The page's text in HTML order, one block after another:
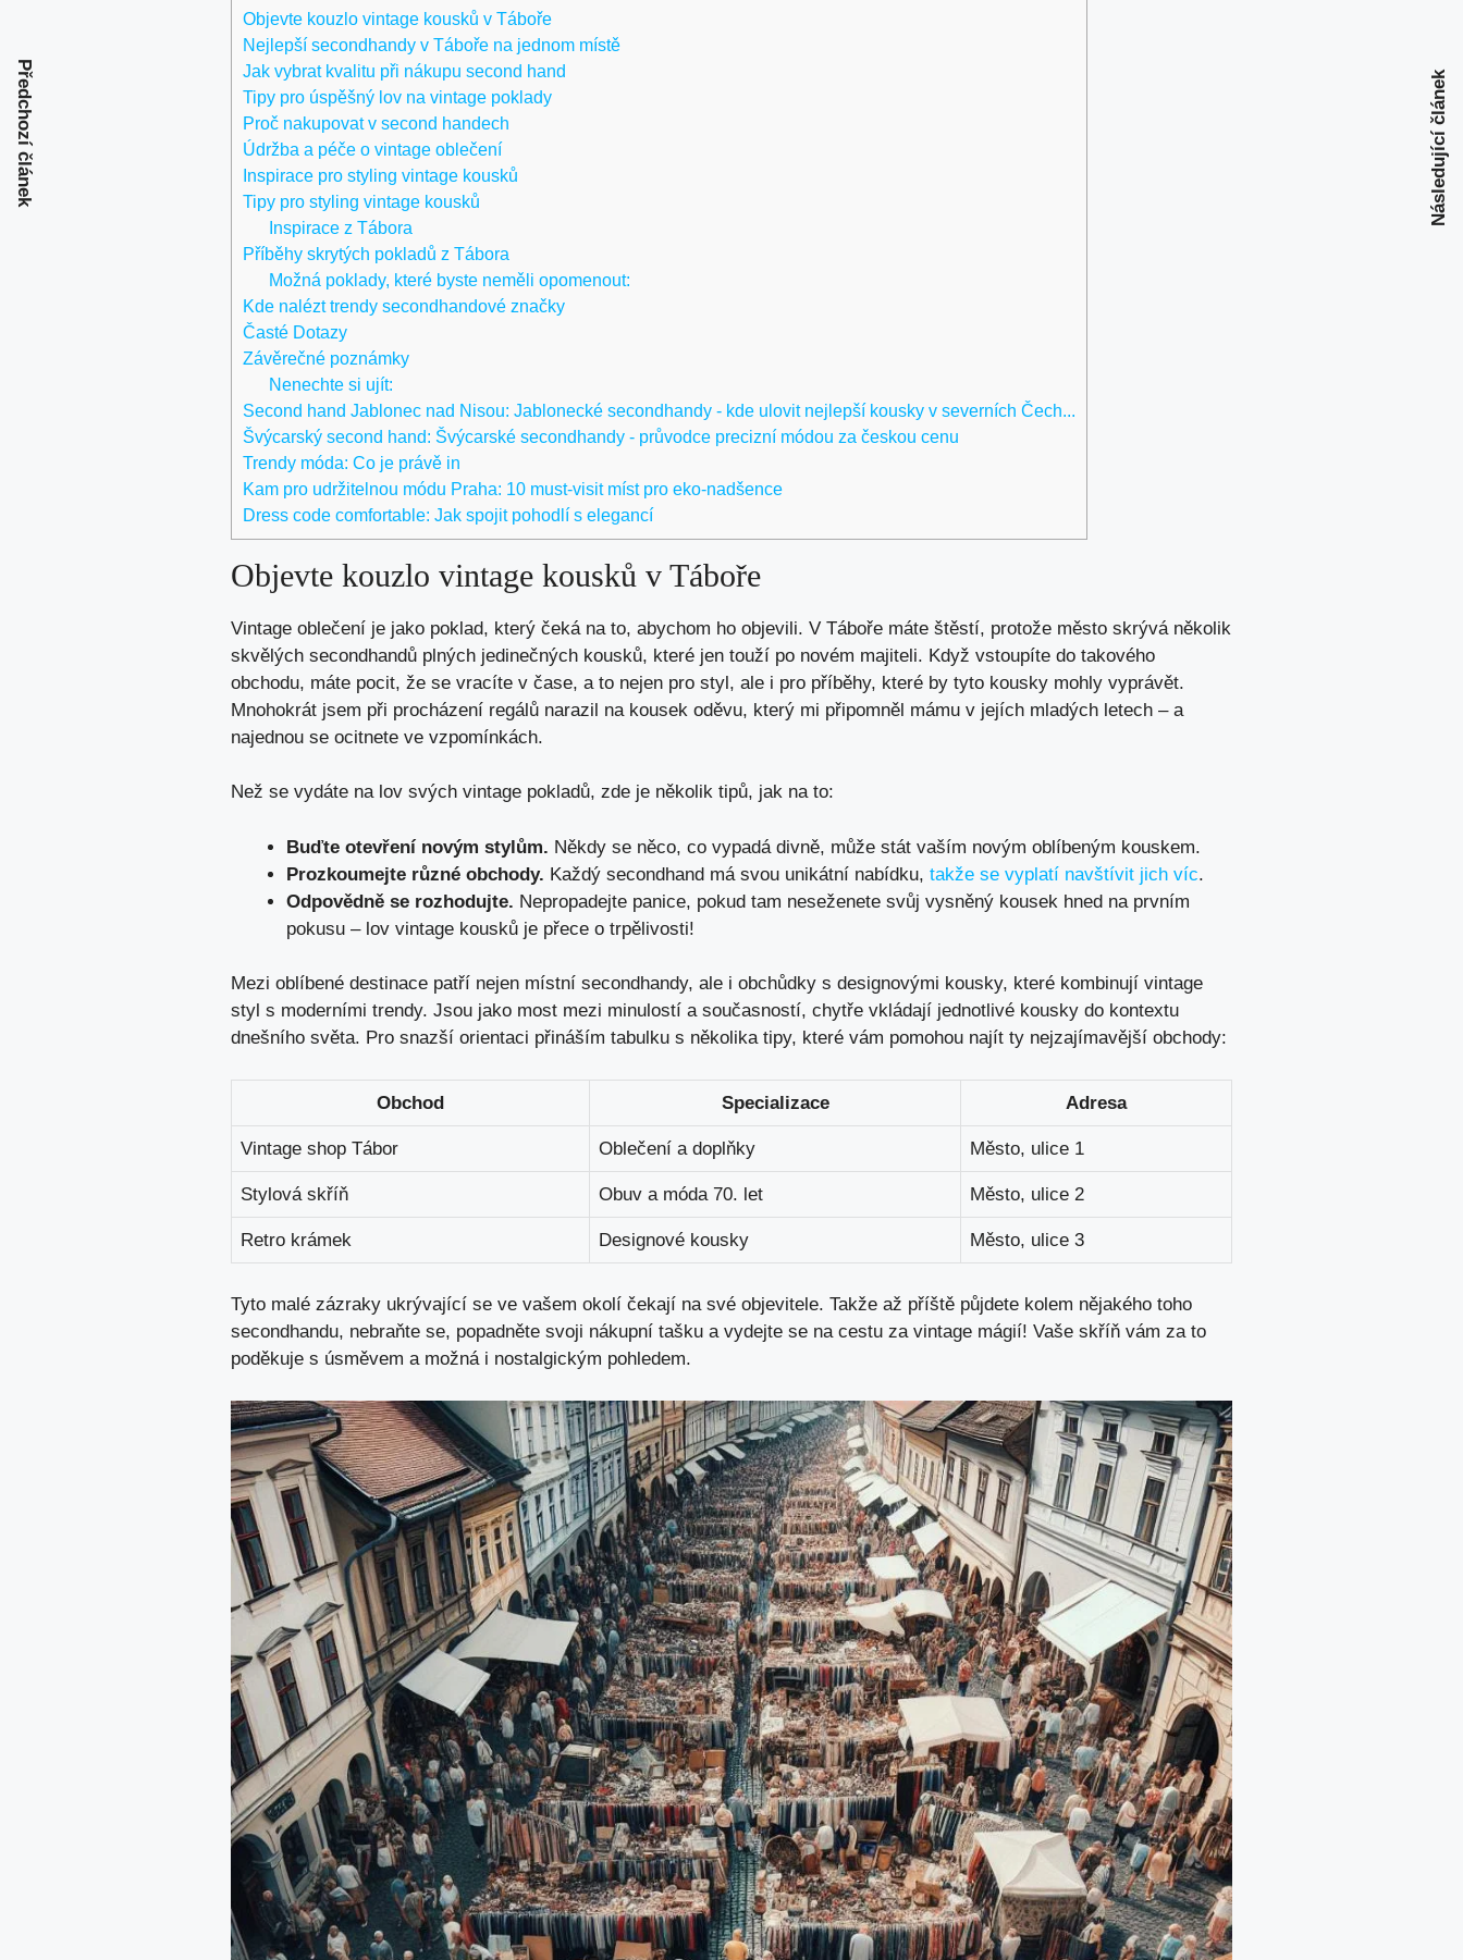
Objevte kouzlo vintage kousků v Táboře
Nejlepší secondhandy v Táboře na jednom místě
Jak vybrat kvalitu při nákupu second hand
Tipy pro úspěšný lov na vintage poklady
Proč nakupovat v second handech
Údržba a péče o vintage oblečení
Inspirace pro styling vintage kousků
Tipy pro styling vintage kousků
Inspirace z Tábora
Příběhy skrytých pokladů z Tábora
Možná poklady, které byste neměli opomenout:
Kde nalézt trendy secondhandové značky
Časté Dotazy
Závěrečné poznámky
Nenechte si ujít:
Second hand Jablonec nad Nisou: Jablonecké secondhandy - kde ulovit nejlepší kousky v severních Čech...
Švýcarský second hand: Švýcarské secondhandy - průvodce precizní módou za českou cenu
Trendy móda: Co je právě in
Kam pro udržitelnou módu Praha: 10 must-visit míst pro eko-nadšence
Dress code comfortable: Jak spojit pohodlí s elegancí
Objevte kouzlo vintage kousků v Táboře
Vintage oblečení je jako poklad, který čeká na to, abychom ho objevili. V Táboře máte štěstí, protože město skrývá několik
skvělých secondhandů plných jedinečných kousků, které jen touží po novém majiteli. Když vstoupíte do takového
obchodu, máte pocit, že se vracíte v čase, a to nejen pro styl, ale i pro příběhy, které by tyto kousky mohly vyprávět.
Mnohokrát jsem při procházení regálů narazil na kousek oděvu, který mi připomněl mámu v jejích mladých letech – a
najednou se ocitnete ve vzpomínkách.
Než se vydáte na lov svých vintage pokladů, zde je několik tipů, jak na to:
Buďte otevření novým stylům. Někdy se něco, co vypadá divně, může stát vaším novým oblíbeným kouskem.
Prozkoumejte různé obchody. Každý secondhand má svou unikátní nabídku, takže se vyplatí navštívit jich víc.
Odpovědně se rozhodujte. Nepropadejte panice, pokud tam neseženete svůj vysněný kousek hned na prvním
pokusu – lov vintage kousků je přece o trpělivosti!
Mezi oblíbené destinace patří nejen místní secondhandy, ale i obchůdky s designovými kousky, které kombinují vintage
styl s moderními trendy. Jsou jako most mezi minulostí a současností, chytře vkládají jednotlivé kousky do kontextu
dnešního světa. Pro snazší orientaci přináším tabulku s několika tipy, které vám pomohou najít ty nejzajímavější obchody:
Obchod Specializace Adresa
Vintage shop Tábor Oblečení a doplňky Město, ulice 1
Stylová skříň Obuv a móda 70. let Město, ulice 2
Retro krámek Designové kousky Město, ulice 3
Tyto malé zázraky ukrývající se ve vašem okolí čekají na své objevitele. Takže až příště půjdete kolem nějakého toho
secondhandu, nebraňte se, popadněte svoji nákupní tašku a vydejte se na cestu za vintage mágií! Vaše skříň vám za to
poděkuje s úsměvem a možná i nostalgickým pohledem.
Předchozí článek Následující článek